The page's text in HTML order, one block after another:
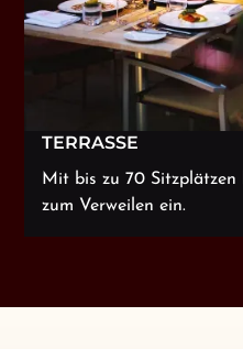
TERRASSE
Mit bis zu 70
zum Verweilen ein.